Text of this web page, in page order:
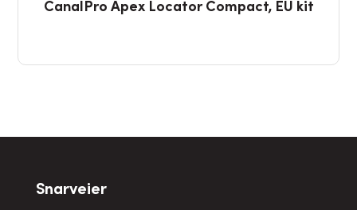
CanalPro Apex Locator Compact, EU kit
Snarveier